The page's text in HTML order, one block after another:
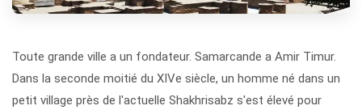
Toute grande ville a un fondateur. Samarcande a Amir Timur.
Dans la seconde moitié du XIVe siècle, un homme né dans un
petit village près de l'actuelle Shakhrisabz s'est élevé pour